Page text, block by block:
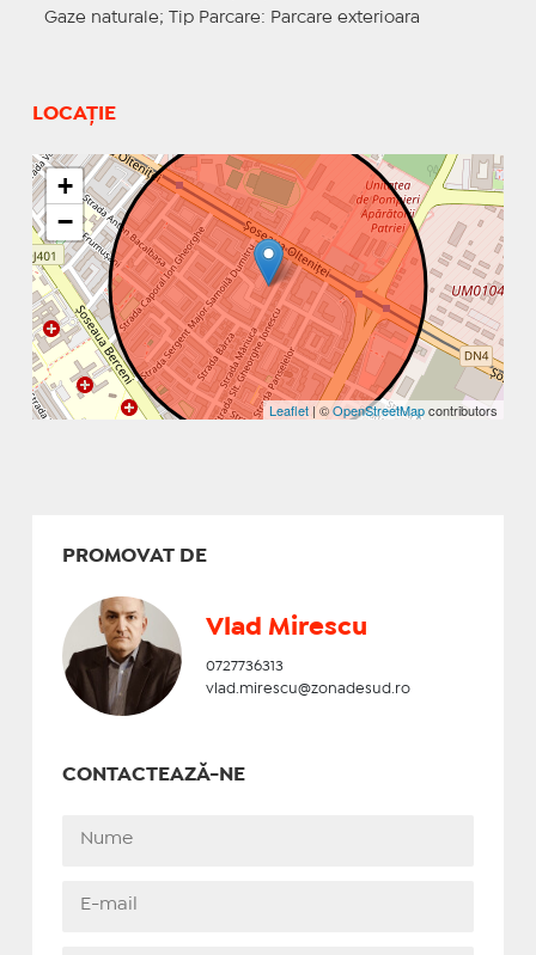
Gaze naturale;
Tip Parcare: Parcare exterioara
LOCAȚIE
+
−
Leaflet | ©OpenStreetMapcontributors
PROMOVAT DE
Vlad Mirescu
0727736313
vlad.mirescu@zonadesud.ro
CONTACTEAZĂ-NE